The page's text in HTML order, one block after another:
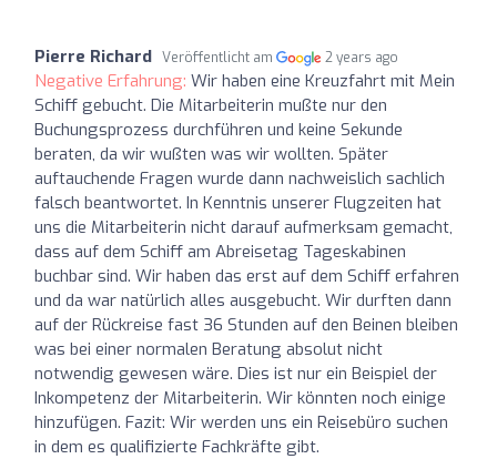
Pierre Richard Veröffentlicht am 2 years ago
Negative Erfahrung: Wir haben eine Kreuzfahrt mit Mein
Schiff gebucht. Die Mitarbeiterin mußte nur den
Buchungsprozess durchführen und keine Sekunde
beraten, da wir wußten was wir wollten. Später
auftauchende Fragen wurde dann nachweislich sachlich
falsch beantwortet. In Kenntnis unserer Flugzeiten hat
uns die Mitarbeiterin nicht darauf aufmerksam gemacht,
dass auf dem Schiff am Abreisetag Tageskabinen
buchbar sind. Wir haben das erst auf dem Schiff erfahren
und da war natürlich alles ausgebucht. Wir durften dann
auf der Rückreise fast 36 Stunden auf den Beinen bleiben
was bei einer normalen Beratung absolut nicht
notwendig gewesen wäre. Dies ist nur ein Beispiel der
Inkompetenz der Mitarbeiterin. Wir könnten noch einige
hinzufügen. Fazit: Wir werden uns ein Reisebüro suchen
in dem es qualifizierte Fachkräfte gibt.